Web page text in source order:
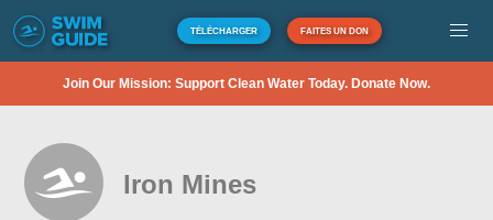
TÉLÉCHARGER FAITES UN DON
Join Our Mission: Support Clean Water Today. Donate Now.
Iron Mines